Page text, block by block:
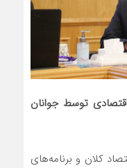
توسط جوانان
کلان و برنامه‌های